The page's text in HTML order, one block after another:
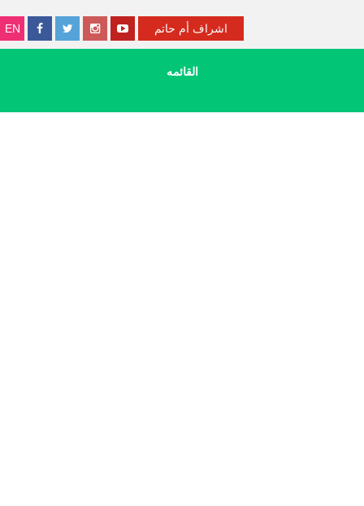
EN اشراف أم حاتم
القائمه